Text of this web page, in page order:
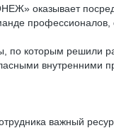
оказывает
профессионалов,
которым решили
внутренними
важный